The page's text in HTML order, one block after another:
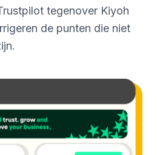
tegenover Kiyoh
de punten die niet